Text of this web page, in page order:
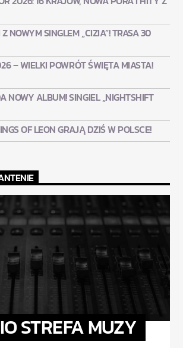
NOWYM SINGLEM „CIZIA”! TRASA 30
– WIELKI POWRÓT ŚWIĘTA MIASTA!
NOWY ALBUM! SINGIEL „NIGHTSHIFT
OF LEON GRAJĄ DZIŚ W POLSCE!
STREFA MUZY